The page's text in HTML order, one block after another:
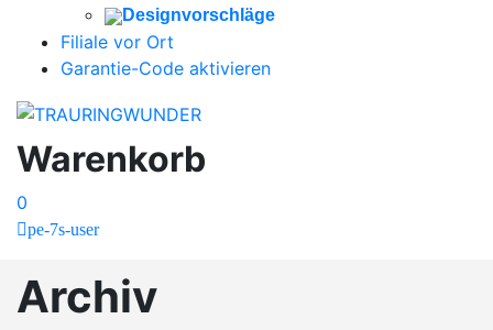
Designvorschläge
Filiale vor Ort
Garantie-Code aktivieren
Warenkorb
0
pe-7s-user
Archiv